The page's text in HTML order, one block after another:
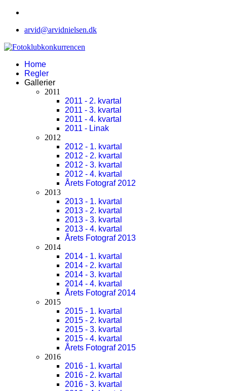
arvid@arvidnielsen.dk
Home
Regler
Gallerier
2011
2011 - 2. kvartal
2011 - 3. kvartal
2011 - 4. kvartal
2011 - Linak
2012
2012 - 1. kvartal
2012 - 2. kvartal
2012 - 3. kvartal
2012 - 4. kvartal
Årets Fotograf 2012
2013
2013 - 1. kvartal
2013 - 2. kvartal
2013 - 3. kvartal
2013 - 4. kvartal
Årets Fotograf 2013
2014
2014 - 1. kvartal
2014 - 2. kvartal
2014 - 3. kvartal
2014 - 4. kvartal
Årets Fotograf 2014
2015
2015 - 1. kvartal
2015 - 2. kvartal
2015 - 3. kvartal
2015 - 4. kvartal
Årets Fotograf 2015
2016
2016 - 1. kvartal
2016 - 2. kvartal
2016 - 3. kvartal